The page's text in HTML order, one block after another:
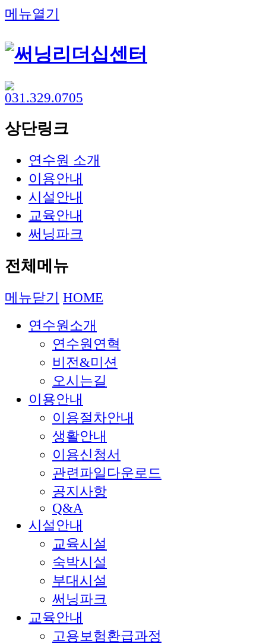
메뉴열기
상단링크
연수원 소개
이용안내
시설안내
교육안내
써닝파크
전체메뉴
메뉴닫기
HOME
연수원소개
연수원연혁
비전&미션
오시는길
이용안내
이용절차안내
생활안내
이용신청서
관련파일다운로드
공지사항
Q&A
시설안내
교육시설
숙박시설
부대시설
써닝파크
교육안내
고용보험환급과정